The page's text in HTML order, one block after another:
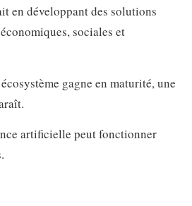
en développant des solutions
sociales et
gagne en maturité, une
artificielle peut fonctionner